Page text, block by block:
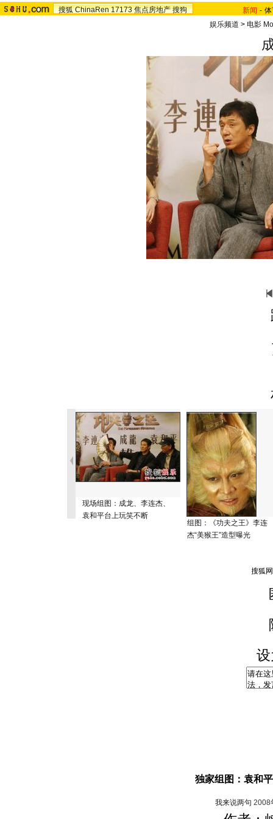
搜狐 ChinaRen 17173 焦点房地产 搜狗 新闻 -
娱乐频道 >电影
现场组图：成龙、李连杰、
袁和平台上玩笑不断
组图：《功夫之王》李连
杰“美猴王”造型曝光
独家组图：袁和
我来说两句 2008